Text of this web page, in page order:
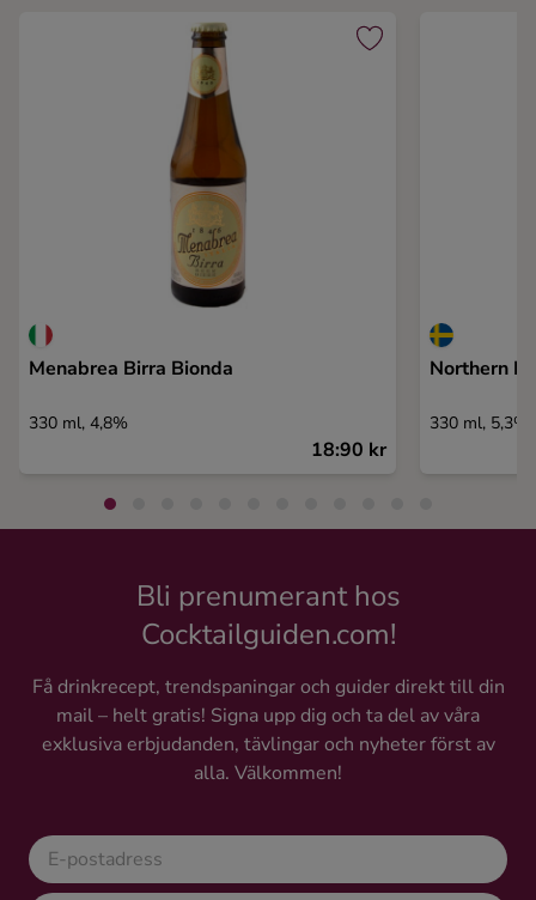
Menabrea Birra Bionda
330 ml, 4,8%
18:90 kr
Northern
330 ml, 5,3%
Bli prenumerant hos
Cocktailguiden.com!
Få drinkrecept, trendspaningar och guider direkt till din
mail – helt gratis! Signa upp dig och ta del av våra
exklusiva erbjudanden, tävlingar och nyheter först av
alla. Välkommen!